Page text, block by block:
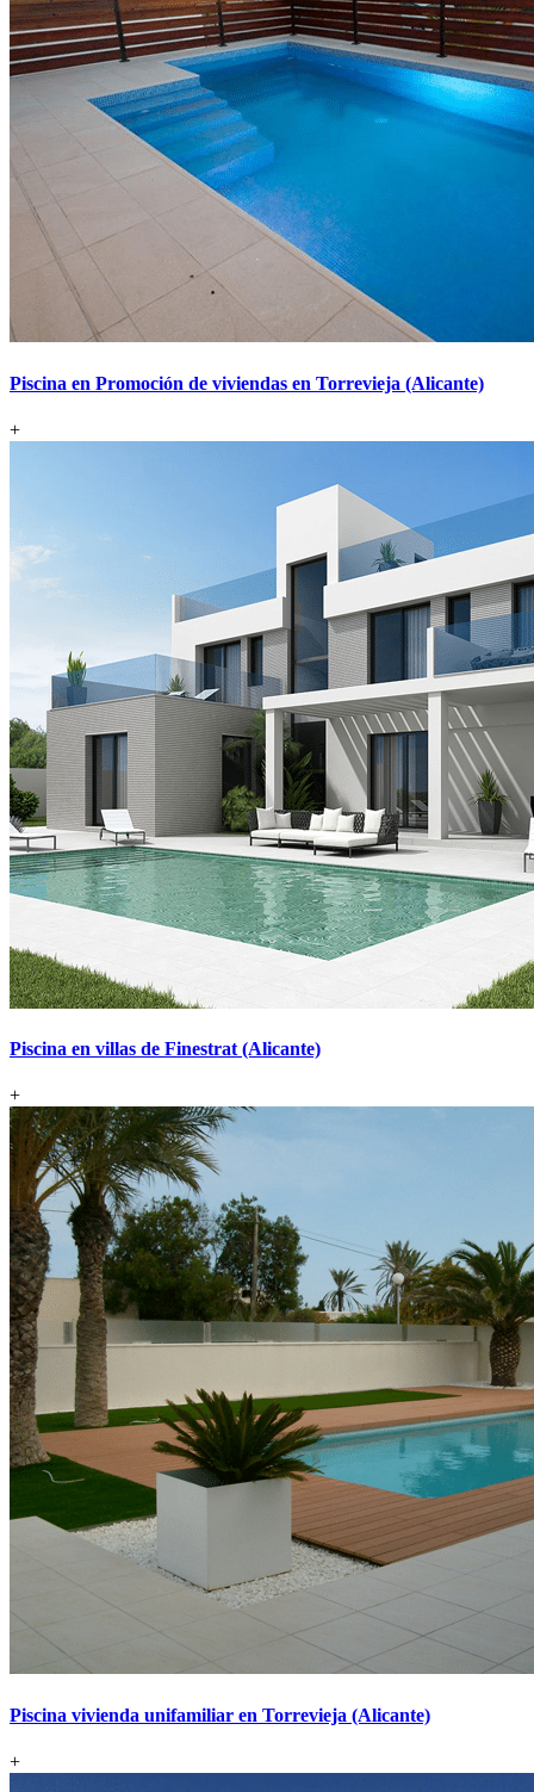
Piscina en Promoción de viviendas en Torrevieja (Alicante)
+
Piscina en villas de Finestrat (Alicante)
+
Piscina vivienda unifamiliar en Torrevieja (Alicante)
+